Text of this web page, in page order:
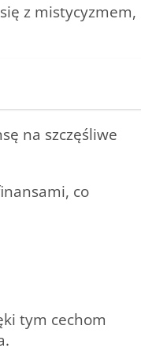
z mistycyzmem,
na szczęśliwe
co
tym cechom